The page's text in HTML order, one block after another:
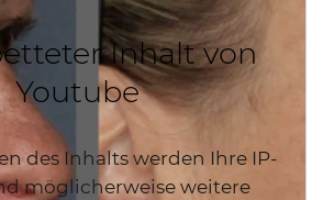
Inhalt von
Youtube
des Inhalts werden Ihre IP-
möglicherweise weitere